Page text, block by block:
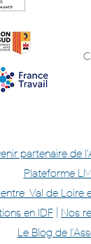
partenaire de
Plateforme
Val de Loire
en IDF
Nos
Le Blog de